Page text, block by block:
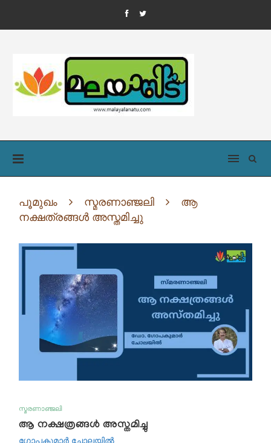
പൂമുഖം സ്മരണാഞ്ജലി
ആ
നക്ഷത്രങ്ങൾ അസ്തമിച്ചു
സ്മരണാഞ്ജലി
ആ നക്ഷത്രങ്ങൾ അസ്തമിച്ചു
ഗോപകുമാർ ചോലയിൽ